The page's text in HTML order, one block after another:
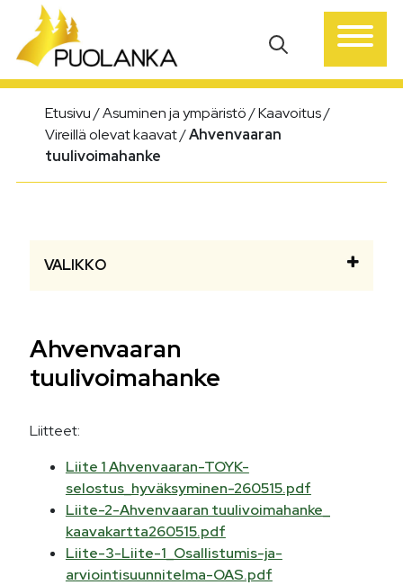
Päävalikko
Etusivu/Asuminen ja ympäristö/Kaavoitus/
Vireillä olevat kaavat/Ahvenvaaran
tuulivoimahanke
VALIKKO
Ahvenvaaran
tuulivoimahanke
Liitteet:
Liite 1 Ahvenvaaran-TOYK-
selostus_hyväksyminen-260515.pdf
Liite-2-Ahvenvaaran tuulivoimahanke_
kaavakartta260515.pdf
Liite-3-Liite-1_Osallistumis-ja-
arviointisuunnitelma-OAS.pdf